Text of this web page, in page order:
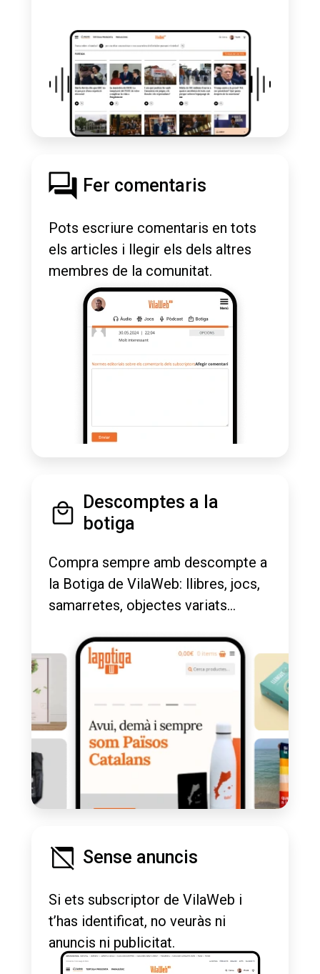
Fer comentaris
Pots escriure comentaris en tots
els articles i llegir els dels altres
membres de la comunitat.
Descomptes a la
botiga
Compra sempre amb descompte a
la Botiga de VilaWeb: llibres, jocs,
samarretes, objectes variats...
Sense anuncis
Si ets subscriptor de VilaWeb i
t’has identificat, no veuràs ni
anuncis ni publicitat.